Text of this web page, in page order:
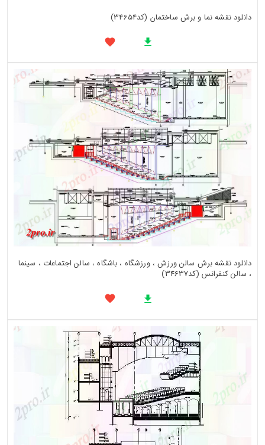
دانلود نقشه نما و برش ساختمان (کد34654)
دانلود نقشه برش سالن ورزش ، ورزشگاه ، باشگاه ، سالن اجتماعات ، سینما
، سالن کنفرانس (کد34637)